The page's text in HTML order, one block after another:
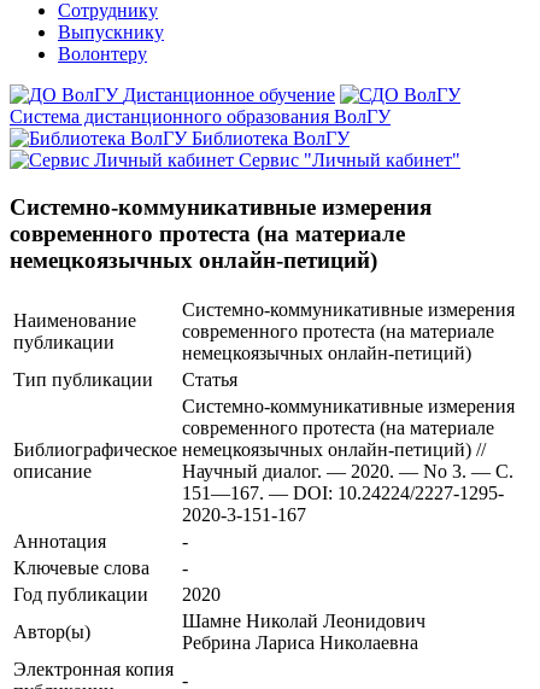
Сотруднику
Выпускнику
Волонтеру
Дистанционное обучение
Система дистанционного образования ВолГУ
Библиотека ВолГУ
Сервис "Личный кабинет"
Системно-коммуникативные измерения
современного протеста (на материале
немецкоязычных онлайн-петиций)
Наименование
публикации
Системно-коммуникативные измерения
современного протеста (на материале
немецкоязычных онлайн-петиций)
Тип публикации
Статья
Библиографическое
описание
Системно-коммуникативные измерения
современного протеста (на материале
немецкоязычных онлайн-петиций) //
Научный диалог. — 2020. — No 3. — С.
151—167. — DOI: 10.24224/2227-1295-
2020-3-151-167
Аннотация
-
Ключевые cлова
-
Год публикации
2020
Автор(ы)
Шамне Николай Леонидович
Ребрина Лариса Николаевна
Электронная копия
-